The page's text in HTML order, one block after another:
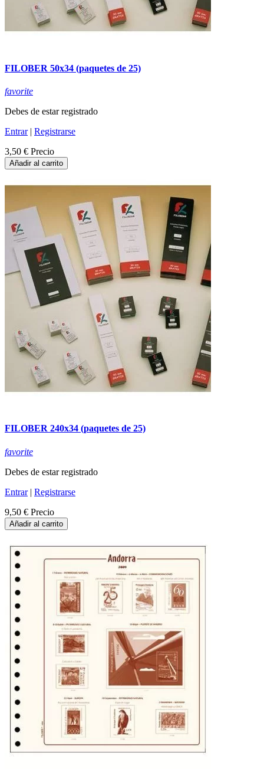
FILOBER 50x34 (paquetes de 25)
favorite
Debes de estar registrado
Entrar| Registrarse
3,50 € Precio
Añadir al carrito
FILOBER 240x34 (paquetes de 25)
favorite
Debes de estar registrado
Entrar| Registrarse
9,50 € Precio
Añadir al carrito